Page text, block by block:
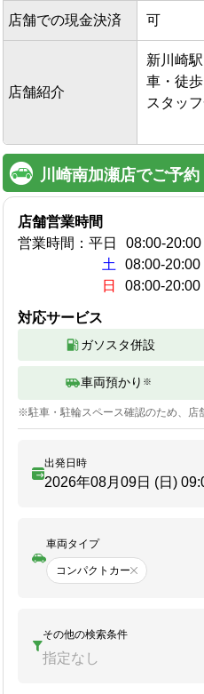
店舗での現金決済 可
店舗紹介
新川崎
車・徒歩
スタッ
川崎南加瀬店でご予約
店舗営業時間
営業時間： 平日 08:00-20:00
土
08:00-20:00
日
08:00-20:00
対応サービス
ガソスタ併設
車両預かり ※
※駐車・駐輪スペース確認のため、店
出発日時
2026年08月09日 (日)
車両タイプ
コンパクトカー
その他の検索条件
指定なし